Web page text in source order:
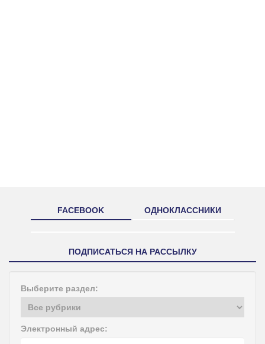
FACEBOOK ОДНОКЛАССНИКИ
ПОДПИСАТЬСЯ НА РАССЫЛКУ
Выберите раздел:
Электронный адрес: